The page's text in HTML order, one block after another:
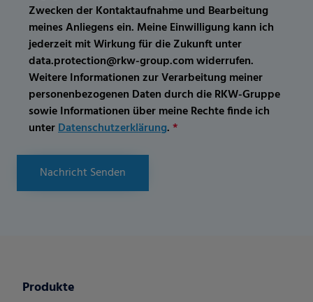
Zwecken der Kontaktaufnahme und Bearbeitung
meines Anliegens ein. Meine Einwilligung kann ich
jederzeit mit Wirkung für die Zukunft unter
data.protection@rkw-group.com widerrufen.
Weitere Informationen zur Verarbeitung meiner
personenbezogenen Daten durch die RKW-Gruppe
sowie Informationen über meine Rechte finde ich
unterDatenschutzerklärung.*
Nachricht Senden
Produkte